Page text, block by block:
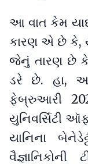
આ વાત કેમ
કારણ એ છે કે,
જેનું તારણ છે કે
ડરે છે. હા, આ
ફેબ્રુઆરી
યુનિવર્સિટી
યાનિના